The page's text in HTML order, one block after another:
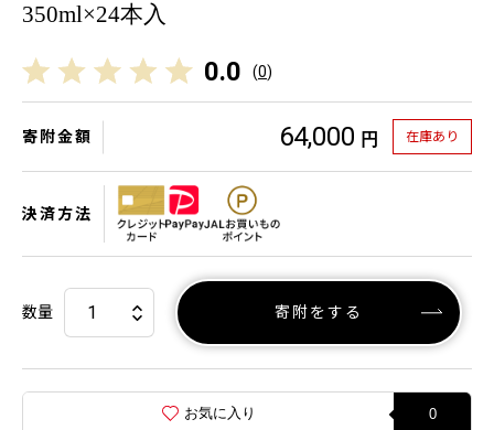
350ml×24本入
0.0 (0)
寄附金額 64,000 円 在庫あり
決済方法
数量 寄附をする
お気に入り 0